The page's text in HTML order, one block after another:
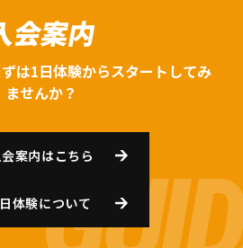
会案内
は1日体験からスタートしてみ
ませんか？
会案内はこちら
体験について